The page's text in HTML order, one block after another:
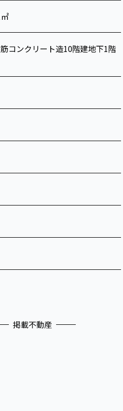
㎡
コンクリート造10階建地下1階
掲載不動産